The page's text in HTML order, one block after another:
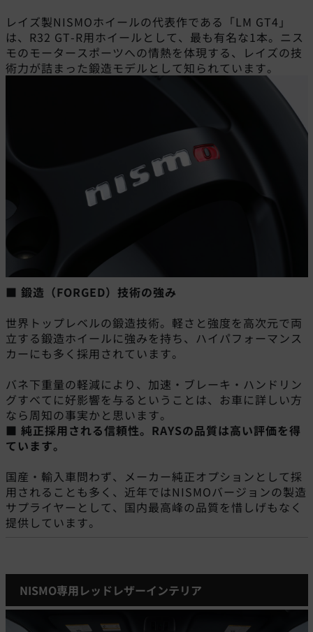
レイズ製NISMOホイールの代表作である「LM GT4」
は、R32 GT-R用ホイールとして、最も有名な1本。ニス
モのモータースポーツへの情熱を体現する、レイズの技
術力が詰まった鍛造モデルとして知られています。
■ 鍛造（FORGED）技術の強み
世界トップレベルの鍛造技術。軽さと強度を高次元で両
立する鍛造ホイールに強みを持ち、ハイパフォーマンス
カーにも多く採用されています。
バネ下重量の軽減により、加速・ブレーキ・ハンドリン
グすべてに好影響を与るということは、お車に詳しい方
なら周知の事実かと思います。
■ 純正採用される信頼性。RAYSの品質は高い評価を得
ています。
国産・輸入車問わず、メーカー純正オプションとして採
用されることも多く、近年ではNISMOバージョンの製造
サプライヤーとして、国内最高峰の品質を惜しげもなく
提供しています。
NISMO専用レッドレザーインテリア